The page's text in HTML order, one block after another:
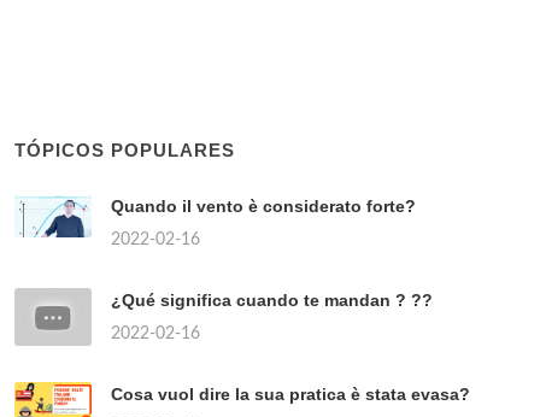
TÓPICOS POPULARES
Quando il vento è considerato forte?
2022-02-16
¿Qué significa cuando te mandan ? ??
2022-02-16
Cosa vuol dire la sua pratica è stata evasa?